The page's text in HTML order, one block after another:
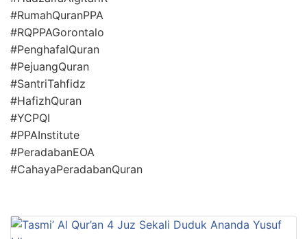
#RumahQuranPPA
#RQPPAGorontalo
#PenghafalQuran
#PejuangQuran
#SantriTahfidz
#HafizhQuran
#YCPQI
#PPAInstitute
#PeradabanEOA
#CahayaPeradabanQuran